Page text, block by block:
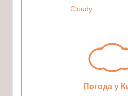
Cloudy
Погода у